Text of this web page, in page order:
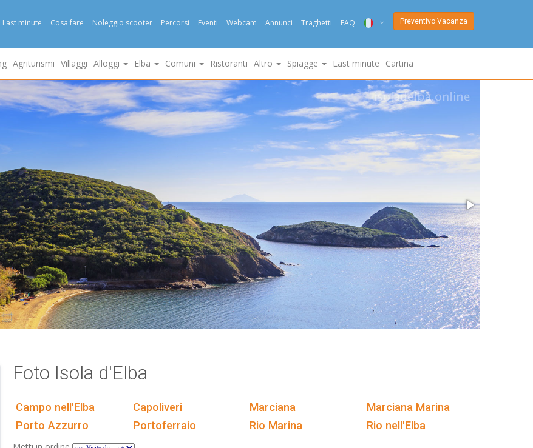
Last minute Cosa fare Noleggio scooter Percorsi Eventi Webcam Annunci Traghetti FAQ
ENG
DEU
NED
FRA
DAN
ESP
SLO
Preventivo Vacanza
Agriturismi Villaggi Alloggi Elba Comuni Ristoranti Altro Spiagge Last minute Cartina
Foto Isola d'Elba
Campo nell'Elba Capoliveri Marciana
Marciana Marina
Porto Azzurro
Portoferraio Rio Marina Rio nell'Elba